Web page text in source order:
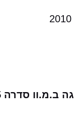
ב.מ.וו סדרה 5